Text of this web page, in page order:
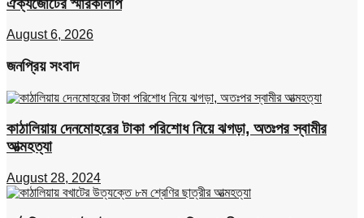
August 6, 2026
জনপ্রিয় সংবাদ
কাঠালিয়ায় দেনমোহরের টাকা পরিশোধ নিয়ে ঝগড়া, অতঃপর স্বামীর
আত্মহত্যা
August 28, 2024